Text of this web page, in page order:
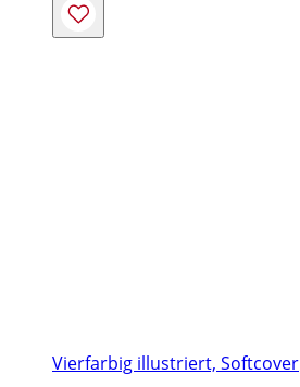
Vierfarbig illustriert, Softcover